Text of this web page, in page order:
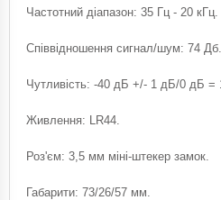
Частотний діапазон: 35 Гц - 20 кГц.
Співвідношення сигнал/шум: 74 Дб.
Чутливість: -40 дБ +/- 1 дБ/0 дБ =
Живлення: LR44.
Роз'єм: 3,5 мм міні-штекер замок.
Габарити: 73/26/57 мм.